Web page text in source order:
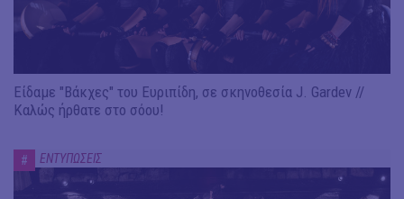
Είδαμε "Βάκχες" του Ευριπίδη, σε σκηνοθεσία J. Gardev //
Καλώς ήρθατε στο σόου!
# ΕΝΤΥΠΩΣΕΙΣ